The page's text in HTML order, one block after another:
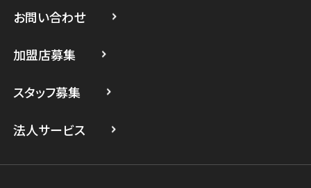
スマホスピタル 武蔵小杉
スマホスピタル テルル上大岡
お問い合わせ
加盟店募集
スタッフ募集
法人サービス